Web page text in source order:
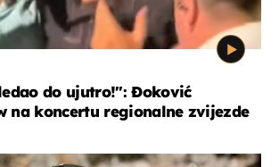
do ujutro!": Đoković
na koncertu regionalne zvijezde